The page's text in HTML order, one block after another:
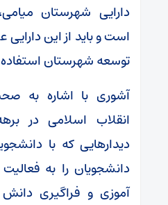
دارایی شهرستان
است و باید از این
توسعه شهرستان
آشوری با اشاره به
انقلاب اسلامی در
دیدارهایی که با
دانشجویان را به
آموزی و فراگیری